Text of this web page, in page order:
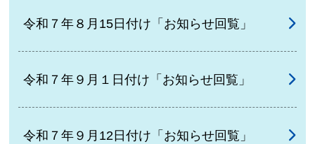
令和７年８月15日付け「お知らせ回覧」
令和７年９月１日付け「お知らせ回覧」
令和７年９月12日付け「お知らせ回覧」